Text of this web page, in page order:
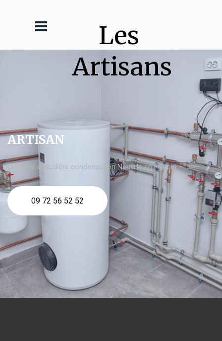
Les
Artisans
ARTISAN
Contrôle chaudière condensation Neuville en Ferrain
09 72 56 52 52